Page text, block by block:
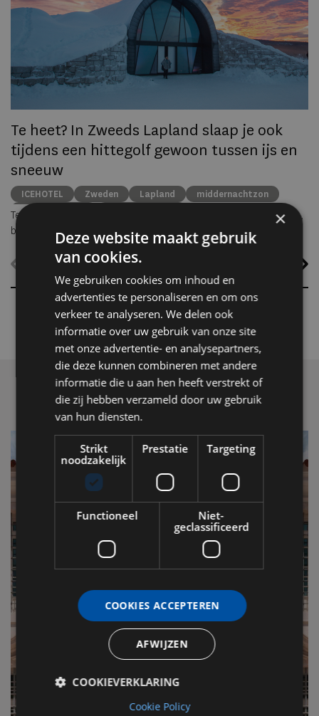
Te heet? In Zweeds Lapland slaap je ook
tijdens een hittegolf gewoon tussen ijs en
sneeuw
ICEHOTEL Zweden Lapland
middernachtzon
summer travel
Terwijl grote delen van Europa zuchten onder hoge temperaturen,
biedt ICEHOTEL in het Zweedse Jukkasjärvi een verrassend
alternatief. Dankzij ICEHOTEL 365blijft het iconische ijshotel het
hele jaar geopend, waardoor gasten zelfs midden in de zomer
kunnen overnachten in met de hand uit ijs vervaardigde Art Suites.
×
Deze website maakt gebruik
van cookies.
We gebruiken cookies om inhoud en
advertenties te personaliseren en om ons
verkeer te analyseren. We delen ook
informatie over uw gebruik van onze site
met onze advertentie- en analysepartners,
die deze kunnen combineren met andere
informatie die u aan hen heeft verstrekt of
die zij hebben verzameld door uw gebruik
van hun diensten.
Strikt
noodzakelijk
Prestatie Targeting
Functioneel
Niet-
geclassificeerd
COOKIES ACCEPTEREN
AFWIJZEN
COOKIEVERKLARING
Cookie Policy